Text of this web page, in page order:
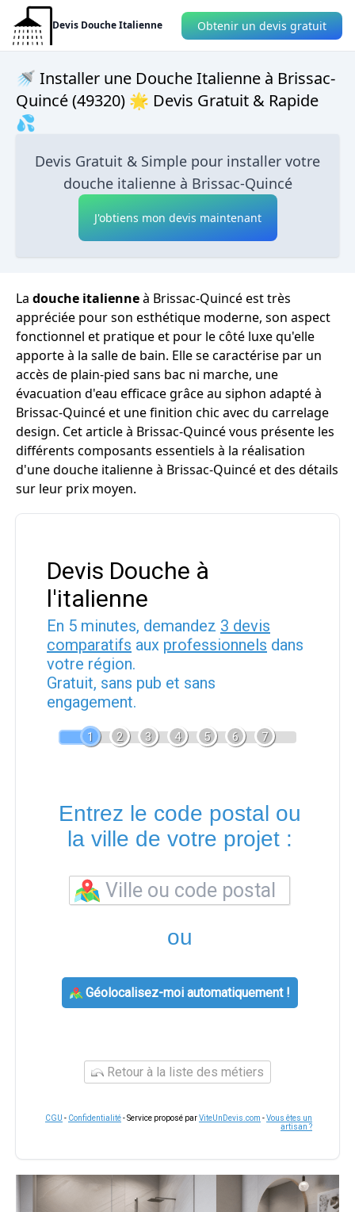
Devis Douche Italienne Obtenir un devis gratuit
🚿 Installer une Douche Italienne à Brissac-
Quincé (49320) 🌟 Devis Gratuit & Rapide
💦
Devis Gratuit & Simple pour installer votre
douche italienne à Brissac-Quincé
J'obtiens mon devis maintenant
La douche italienneà Brissac-Quincé est très
appréciée pour son esthétique moderne, son aspect
fonctionnel et pratique et pour le côté luxe qu'elle
apporte à la salle de bain. Elle se caractérise par un
accès de plain-pied sans bac ni marche, une
évacuation d'eau efficace grâce au siphon adapté à
Brissac-Quincé et une finition chic avec du carrelage
design. Cet article à Brissac-Quincé vous présente les
différents composants essentiels à la réalisation
d'une douche italienne à Brissac-Quincé et des détails
sur leur prix moyen.
Devis Douche à
l'italienne
En 5 minutes, demandez 3 devis
comparatifs aux professionnels dans
votre région.
Gratuit, sans pub et sans
engagement.
1 2 3 4 5 6 7
Entrez le code postal ou
la ville de votre projet :
ou
Géolocalisez-moi automatiquement !
Retour à la liste des métiers
CGU - Confidentialité- Service proposé parViteUnDevis.com -Vous êtes un
artisan ?